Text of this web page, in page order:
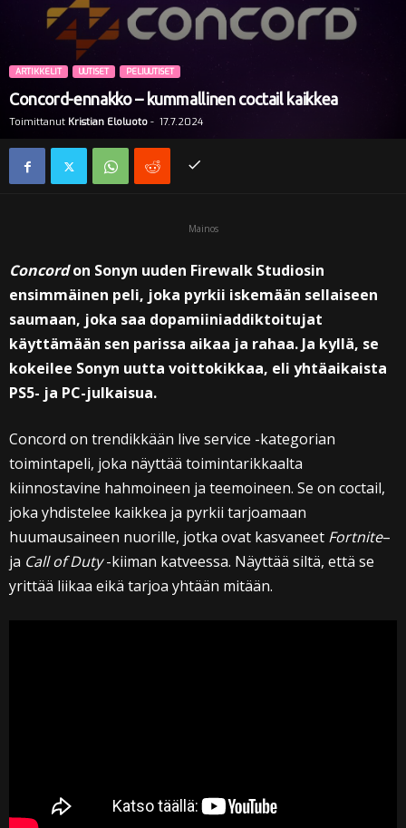
ARTIKKELIT UUTISET PELIUUTISET
Concord-ennakko – kummallinen coctail kaikkea
Toimittanut Kristian Eloluoto - 17.7.2024
Mainos
Concordon Sonyn uuden Firewalk Studiosin
ensimmäinen peli, joka pyrkii iskemään sellaiseen
saumaan, joka saa dopamiiniaddiktoitujat
käyttämään sen parissa aikaa ja rahaa. Ja kyllä, se
kokeilee Sonyn uutta voittokikkaa, eli yhtäaikaista
PS5- ja PC-julkaisua.
Concord on trendikkään live service -kategorian
toimintapeli, joka näyttää toimintarikkaalta
kiinnostavine hahmoineen ja teemoineen. Se on coctail,
joka yhdistelee kaikkea ja pyrkii tarjoamaan
huumausaineen nuorille, jotka ovat kasvaneet Fortnite–
ja Call of Duty-kiiman katveessa. Näyttää siltä, että se
yrittää liikaa eikä tarjoa yhtään mitään.